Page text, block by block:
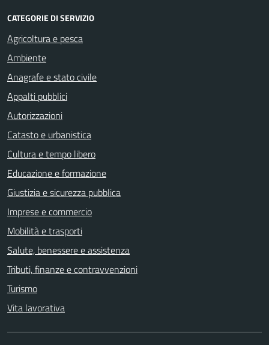
CATEGORIE DI SERVIZIO
Agricoltura e pesca
Ambiente
Anagrafe e stato civile
Appalti pubblici
Autorizzazioni
Catasto e urbanistica
Cultura e tempo libero
Educazione e formazione
Giustizia e sicurezza pubblica
Imprese e commercio
Mobilità e trasporti
Salute, benessere e assistenza
Tributi, finanze e contravvenzioni
Turismo
Vita lavorativa